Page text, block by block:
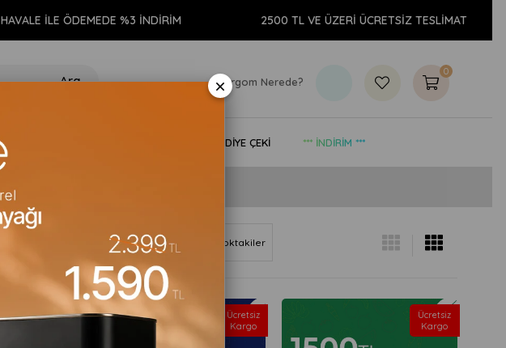
HAVALE İLE ÖDEMEDE %3 İNDİRİM 2500 TL VE ÜZERİ ÜCRETSİZ TESLİMAT
0
Kargom Nerede?
HEDİYE ÇEKİ *** İNDİRİM ***
Ürün Adına Göre (Z<A) Stoktakiler
Ücretsiz
Ücretsiz
Kargo
Ücretsiz
Kargo
×